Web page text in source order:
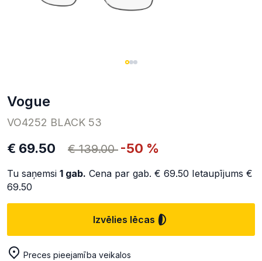
Vogue
VO4252 BLACK 53
€ 69.50 € 139.00 -50 %
Tu saņemsi 1 gab. Cena par gab. € 69.50 Ietaupījums €
69.50
Izvēlies lēcas
Preces pieejamība veikalos